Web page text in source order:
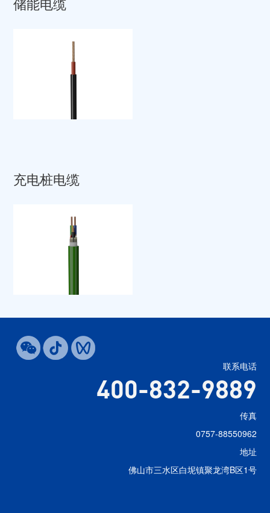
充电桩电缆
联系电话
400-832-9889
传真
0757-88550962
地址
佛山市三水区白坭镇聚龙湾B区1号